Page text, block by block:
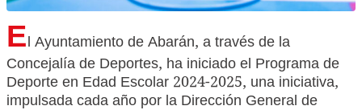
El Ayuntamiento de Abarán, a través de la
Concejalía de Deportes, ha iniciado el Programa de
Deporte en Edad Escolar 2024-2025, una iniciativa,
impulsada cada año por la Dirección General de